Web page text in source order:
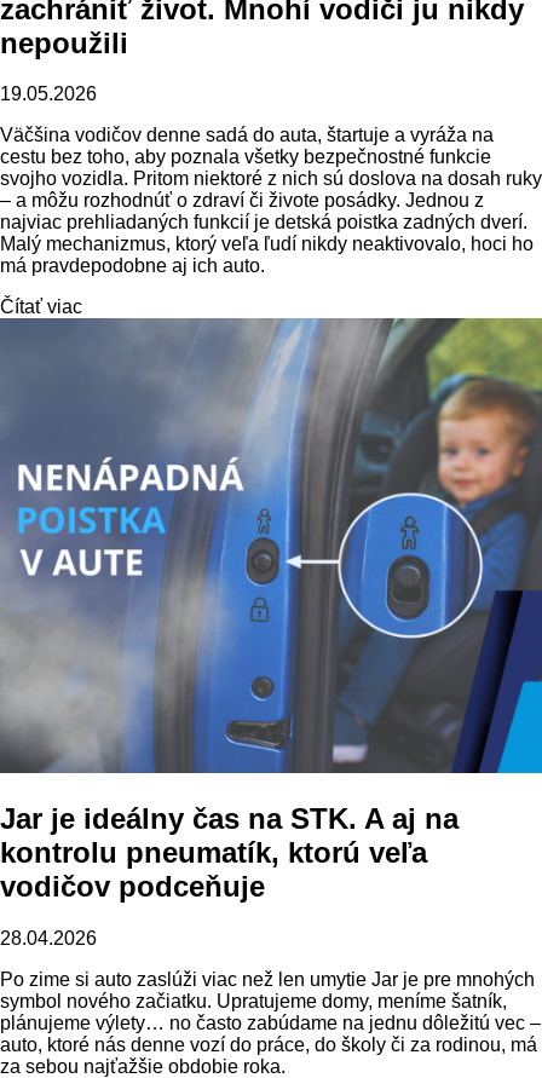
zachrániť život. Mnohí vodiči ju nikdy
nepoužili
19.05.2026
Väčšina vodičov denne sadá do auta, štartuje a vyráža na
cestu bez toho, aby poznala všetky bezpečnostné funkcie
svojho vozidla. Pritom niektoré z nich sú doslova na dosah ruky
– a môžu rozhodnúť o zdraví či živote posádky. Jednou z
najviac prehliadaných funkcií je detská poistka zadných dverí.
Malý mechanizmus, ktorý veľa ľudí nikdy neaktivovalo, hoci ho
má pravdepodobne aj ich auto.
Čítať viac
Jar je ideálny čas na STK. A aj na
kontrolu pneumatík, ktorú veľa
vodičov podceňuje
28.04.2026
Po zime si auto zaslúži viac než len umytie Jar je pre mnohých
symbol nového začiatku. Upratujeme domy, meníme šatník,
plánujeme výlety… no často zabúdame na jednu dôležitú vec –
auto, ktoré nás denne vozí do práce, do školy či za rodinou, má
za sebou najťažšie obdobie roka.